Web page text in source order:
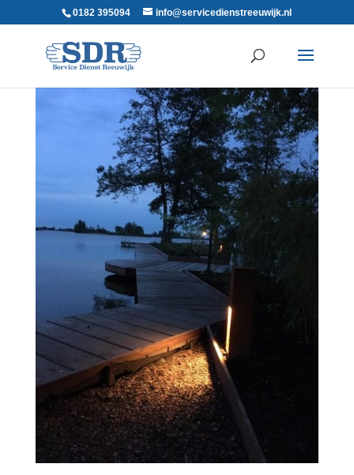
0182 395094 info@servicedienstreeuwijk.nl